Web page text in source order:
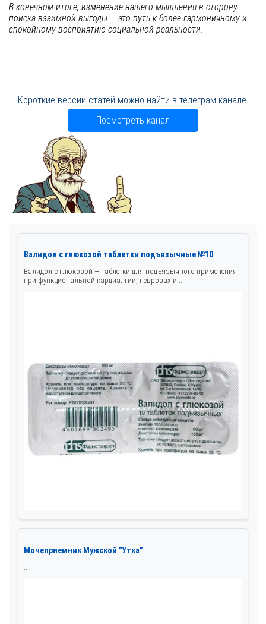
В конечном итоге, изменение нашего мышления в сторону
поиска взаимной выгоды — это путь к более гармоничному и
спокойному восприятию социальной реальности.
Короткие версии статей можно найти в телеграм-канале.
Посмотреть канал
Валидол с глюкозой таблетки подъязычные №10
Валидол с глюкозой — таблетки для подъязычного применения
при функциональной кардиалгии, неврозах и ...
Мочеприемник Мужской "Утка"
...